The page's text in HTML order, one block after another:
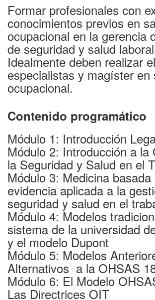
Formar profesionales con
conocimientos previos en
ocupacional en la gerencia
de seguridad y salud
Idealmente deben realizar
especialistas y magíster en
ocupacional.
Contenido programático
Módulo 1: Introducción
Módulo 2: Introducción a la
la Seguridad y Salud en el
Módulo 3: Medicina basada
evidencia aplicada a la
seguridad y salud en el
Módulo 4: Modelos
sistema de la universidad
y el modelo Dupont
Módulo 5: Modelos
Alternativos a la OHSAS
Módulo 6: El Modelo
Las Directrices OIT